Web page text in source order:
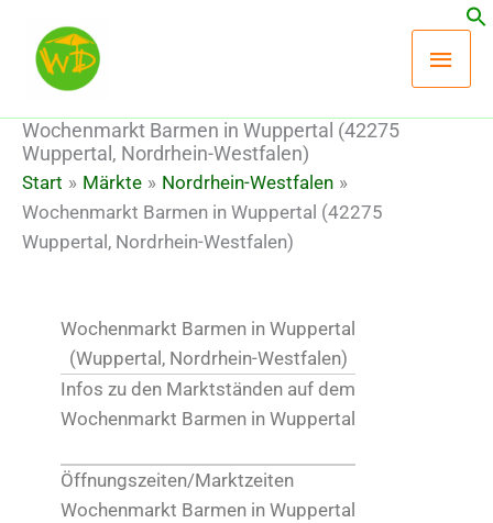
Inhalt
springen
Wochenmarkt Barmen in Wuppertal (42275
Wuppertal, Nordrhein-Westfalen)
Start Märkte
Nordrhein-Westfalen
Wochenmarkt Barmen in Wuppertal (42275
Wuppertal, Nordrhein-Westfalen)
Wochenmarkt Barmen in Wuppertal
(Wuppertal, Nordrhein-Westfalen)
Infos zu den Marktständen auf dem
Wochenmarkt Barmen in Wuppertal
Öffnungszeiten/Marktzeiten
Wochenmarkt Barmen in Wuppertal